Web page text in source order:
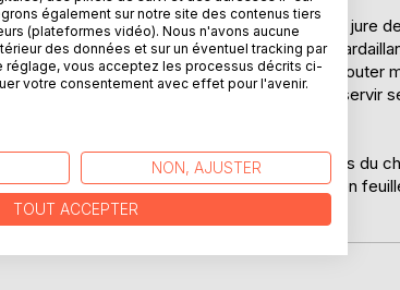
Loïse, mais elle meurt empoisonnée. Jean jure
à Charles IX est en fuite. Le chevalier de
le puissant duc de Guise, auxquels il faut ajouter
qu'aucun crime n'arrête si cela peut servir
histoire haute en couleur. Les Aventures du
et d'épée qui a obtenu, dès sa parution en
grande série télévisée sur Antenne 2.
également sur notre site des contenus tiers
(plateformes vidéo). Nous n'avons aucune
des données et sur un éventuel tracking par
réglage, vous acceptez les processus décrits ci-
votre consentement avec effet pour l'avenir.
NON, AJUSTER
TOUT ACCEPTER